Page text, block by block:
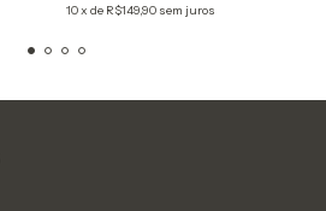
10x de R$149,90 sem juros